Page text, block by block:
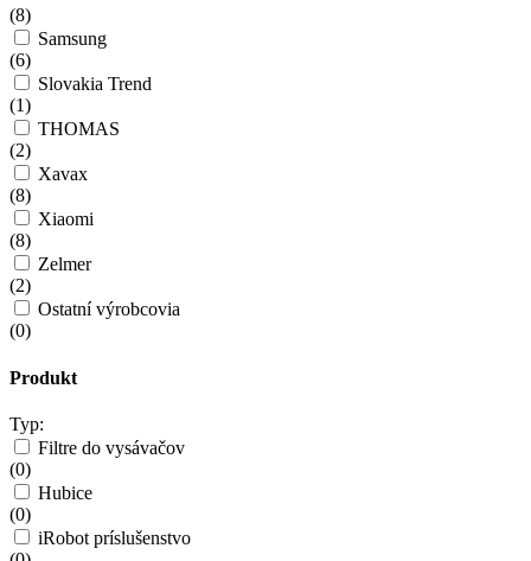
(8)
Samsung
(6)
Slovakia Trend
(1)
THOMAS
(2)
Xavax
(8)
Xiaomi
(8)
Zelmer
(2)
Ostatní výrobcovia
(0)
Produkt
Typ:
Filtre do vysávačov
(0)
Hubice
(0)
iRobot príslušenstvo